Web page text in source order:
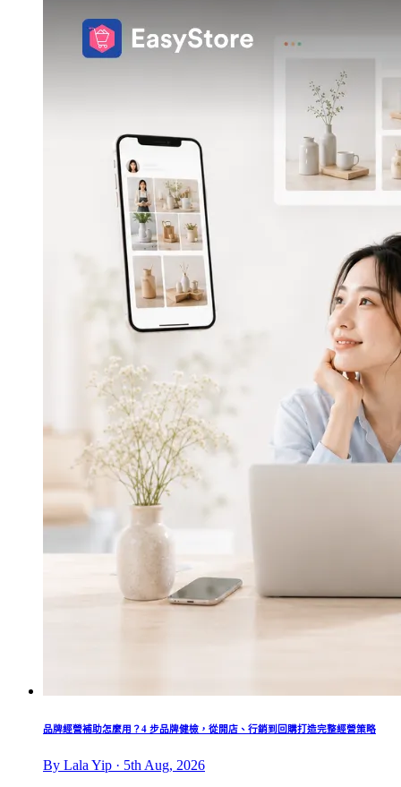
品牌經營補助怎麼用？4 步品牌健檢，從開店、行銷到回購打造完整經營策略
By Lala Yip · 5th Aug, 2026